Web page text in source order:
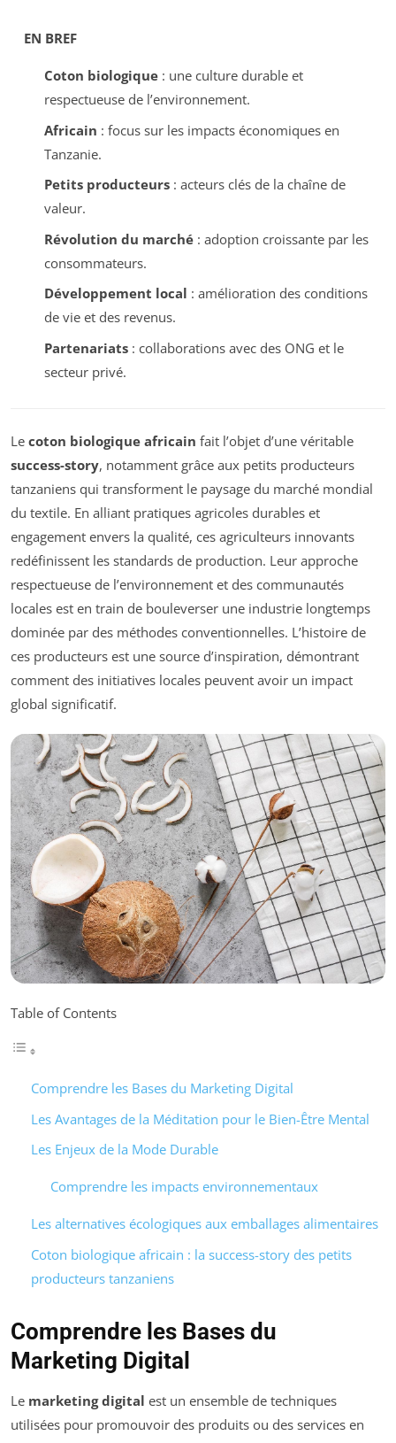
EN BREF
Coton biologique: une culture durable et
respectueuse de l’environnement.
Africain : focus sur les impacts économiques en
Tanzanie.
Petits producteurs: acteurs clés de la chaîne de
valeur.
Révolution du marché: adoption croissante par les
consommateurs.
Développement local : amélioration des conditions
de vie et des revenus.
Partenariats: collaborations avec des ONG et le
secteur privé.
Le coton biologique africain fait l’objet d’une véritable
success-story, notamment grâce aux petits producteurs
tanzaniens qui transforment le paysage du marché mondial
du textile. En alliant pratiques agricoles durables et
engagement envers la qualité, ces agriculteurs innovants
redéfinissent les standards de production. Leur approche
respectueuse de l’environnement et des communautés
locales est en train de bouleverser une industrie longtemps
dominée par des méthodes conventionnelles. L’histoire de
ces producteurs est une source d’inspiration, démontrant
comment des initiatives locales peuvent avoir un impact
global significatif.
Table of Contents
Comprendre les Bases du Marketing Digital
Les Avantages de la Méditation pour le Bien-Être Mental
Les Enjeux de la Mode Durable
Comprendre les impacts environnementaux
Les alternatives écologiques aux emballages alimentaires
Coton biologique africain : la success-story des petits
producteurs tanzaniens
Comprendre les Bases du
Marketing Digital
Le marketing digital est un ensemble de techniques
utilisées pour promouvoir des produits ou des services en